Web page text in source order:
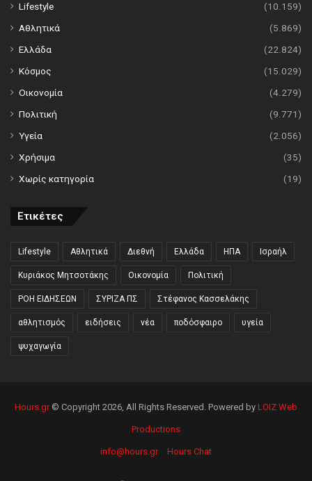
Lifestyle
(10.159)
Αθλητικά
(5.869)
Ελλάδα
(22.824)
Κόσμος
(15.029)
Οικονομία
(4.279)
Πολιτική
(9.771)
Υγεία
(2.056)
Χρήσιμα
(35)
Χωρίς κατηγορία
(19)
Ετικέτες
Lifestyle Αθλητικά Διεθνή Ελλάδα ΗΠΑ Ισραήλ
Κυριάκος Μητσοτάκης Οικονομία Πολιτική
ΡΟΗ ΕΙΔΗΣΕΩΝ ΣΥΡΙΖΑ ΠΣ Στέφανος Κασσελάκης
αθλητισμός ειδήσεις νέα ποδόσφαιρο υγεία
ψυχαγωγία
Hours.gr© Copyright 2026, All Rights Reserved. Powered by LOIZ Web
Productions
info@hours.gr Hours Chat